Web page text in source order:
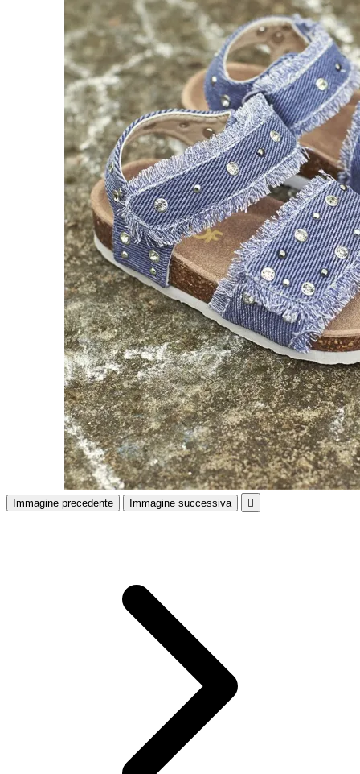
Immagine precedente Immagine successiva 